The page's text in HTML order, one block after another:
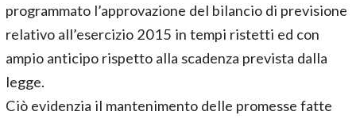
programmato l’approvazione del bilancio di previsione
relativo all’esercizio 2015 in tempi ristetti ed con
ampio anticipo rispetto alla scadenza prevista dalla
legge.
Ciò evidenzia il mantenimento delle promesse fatte